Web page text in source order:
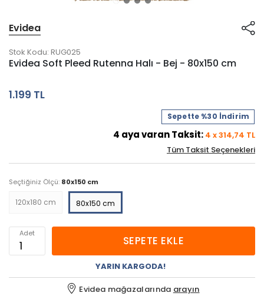
Evidea
Stok Kodu: RUG025
Evidea Soft Pleed Rutenna Halı - Bej - 80x150 cm
1.199 TL
Sepette %30 İndirim
4 aya varan Taksit: 4 x314,74 TL
Tüm Taksit Seçenekleri
Seçtiğiniz Ölçü: 80x150 cm
120x180 cm 80x150 cm
Adet
SEPETE EKLE
YARIN KARGODA!
Evidea mağazalarında arayın